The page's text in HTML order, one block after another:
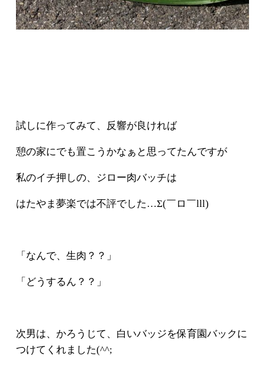
試しに作ってみて、反響が良ければ
憩の家にでも置こうかなぁと思ってたんですが
私のイチ押しの、ジロー肉バッチは
はたやま夢楽では不評でした…Σ(￣ロ￣lll)
「なんで、生肉？？」
「どうするん？？」
次男は、かろうじて、白いバッジを保育園バックに
つけてくれました(^^;